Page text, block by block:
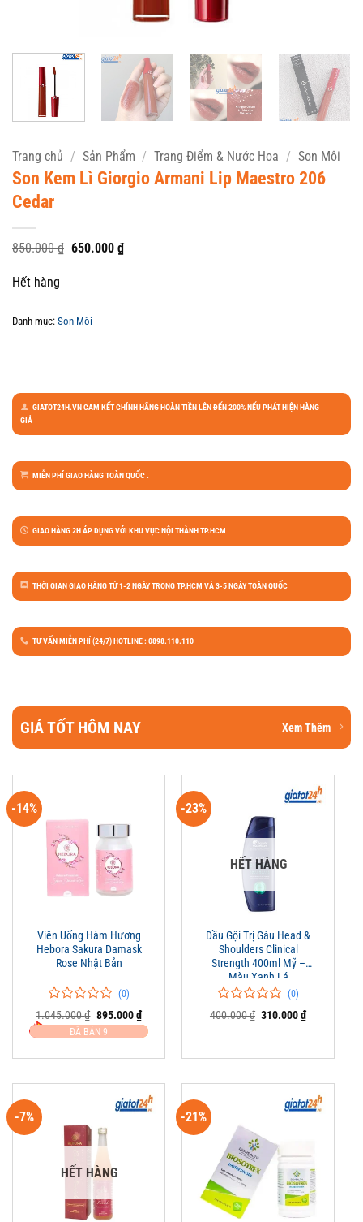
Trang chủ / Sản Phẩm / Trang Điểm & Nước Hoa / Son Môi
Son Kem Lì Giorgio Armani Lip Maestro 206
Cedar
850.000₫ Giá
650.000 ₫Giá
hiện
Hết hàng
Danh mục: Son Môi
GIATOT24H.VN CAM KẾT CHÍNH HÃNG HOÀN TIỀN LÊN ĐẾN 200% NẾU PHÁT HIỆN HÀNG
GIẢ
MIỄN PHÍ GIAO HÀNG TOÀN QUỐC .
GIAO HÀNG 2H ÁP DỤNG VỚI KHU VỰC NỘI THÀNH TP.HCM
THỜI GIAN GIAO HÀNG TỪ 1-2 NGÀY TRONG TP.HCM VÀ 3-5 NGÀY TOÀN QUỐC
TƯ VẤN MIỄN PHÍ (24/7) HOTLINE : 0898.110.110
GIÁ TỐT HÔM NAY Xem Thêm
-14%
Viên Uống Hàm Hương
Hebora Sakura Damask
Rose Nhật Bản
0
trên
5
0
(0)
1.045.000₫ Giá
gốc
là:
895.000₫Giá
hiện
tại
895.000 ₫.
ĐÃ BÁN 9
-23%
HẾT HÀNG
Dầu Gội Trị Gàu Head &
Shoulders Clinical
Strength 400ml Mỹ –
Màu Xanh Lá
0
0
(0)
400.000₫ Giá
310.000₫Giá
hiện
310.000 ₫.
-7%
HẾT HÀNG
-21%